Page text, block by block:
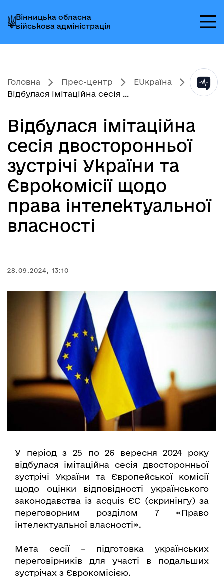
до
головного
меню
до
головного
вмісту
до
головного
колонтитула
Вінницька обласна
військова адміністрація
Головна Прес-центр
EUкраїна
Відбулася імітаційна сесія ...
Відбулася імітаційна
сесія двосторонньої
зустрічі України та
Єврокомісії щодо
права інтелектуальної
власності
28.09.2024, 13:10
У період з 25 по 26 вересня 2024 року
відбулася імітаційна сесія двосторонньої
зустрічі України та Європейської комісії
щодо оцінки відповідності українського
законодавства із acquis ЄС (скринінгу) за
переговорним розділом 7 «Право
інтелектуальної власності».
Мета сесії – підготовка українських
переговірників для участі в подальших
зустрічах з Єврокомісією.